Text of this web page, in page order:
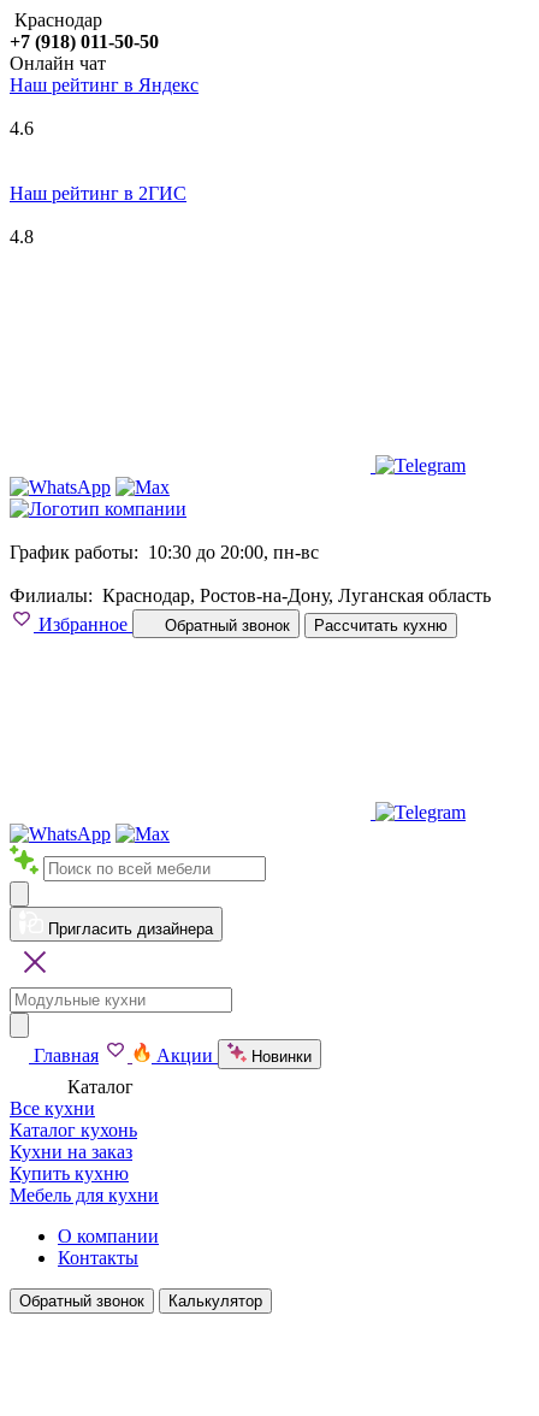
Краснодар
+7 (918) 011-50-50
Онлайн чат
Наш рейтинг в Яндекс
4.6
Наш рейтинг в 2ГИС
4.8
График работы: 10:30 до 20:00, пн-вс
Филиалы: Краснодар, Ростов-на-Дону, Луганская область
Избранное
Обратный звонок Рассчитать кухню
Пригласить дизайнера
Главная Акции Новинки
Каталог
Все кухни
Каталог кухонь
Кухни на заказ
Купить кухню
Мебель для кухни
О компании
Контакты
Обратный звонок Калькулятор